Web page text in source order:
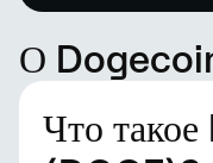
О
Что